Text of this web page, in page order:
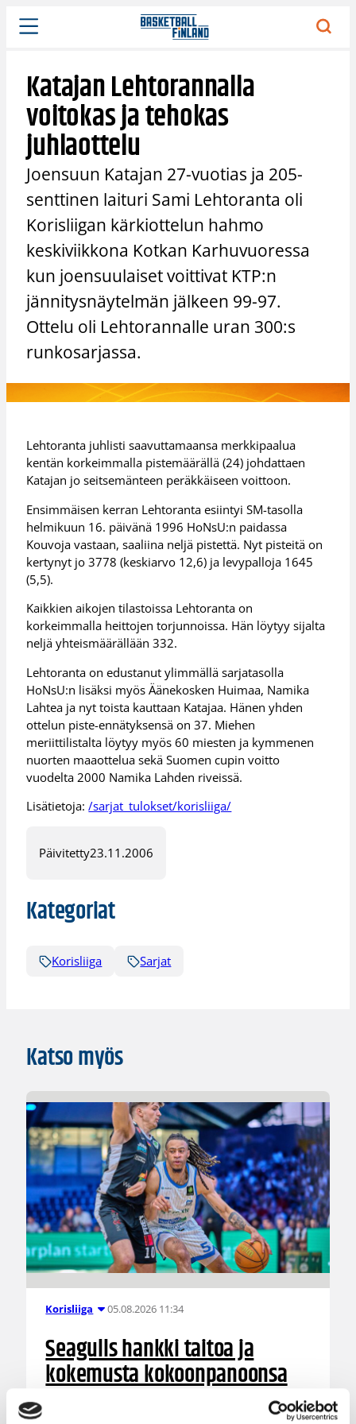
Siirry
sisältöön
Katajan Lehtorannalla
voitokas ja tehokas
juhlaottelu
Joensuun Katajan 27-vuotias ja 205-
senttinen laituri Sami Lehtoranta oli
Korisliigan kärkiottelun hahmo
keskiviikkona Kotkan Karhuvuoressa
kun joensuulaiset voittivat KTP:n
jännitysnäytelmän jälkeen 99-97.
Ottelu oli Lehtorannalle uran 300:s
runkosarjassa.
Lehtoranta juhlisti saavuttamaansa merkkipaalua
kentän korkeimmalla pistemäärällä (24) johdattaen
Katajan jo seitsemänteen peräkkäiseen voittoon.
Ensimmäisen kerran Lehtoranta esiintyi SM-tasolla
helmikuun 16. päivänä 1996 HoNsU:n paidassa
Kouvoja vastaan, saaliina neljä pistettä. Nyt pisteitä on
kertynyt jo 3778 (keskiarvo 12,6) ja levypalloja 1645
(5,5).
Kaikkien aikojen tilastoissa Lehtoranta on
korkeimmalla heittojen torjunnoissa. Hän löytyy sijalta
neljä yhteismäärällään 332.
Lehtoranta on edustanut ylimmällä sarjatasolla
HoNsU:n lisäksi myös Äänekosken Huimaa, Namika
Lahtea ja nyt toista kauttaan Katajaa. Hänen yhden
ottelun piste-ennätyksensä on 37. Miehen
meriittilistalta löytyy myös 60 miesten ja kymmenen
nuorten maaottelua sekä Suomen cupin voitto
vuodelta 2000 Namika Lahden riveissä.
Lisätietoja:/sarjat_tulokset/korisliiga/
Päivitetty23.11.2006
Kategoriat
Korisliiga Sarjat
Katso myös
Korisliiga 05.08.2026 11:34
Seagulls hankki taitoa ja
kokemusta kokoonpanoonsa